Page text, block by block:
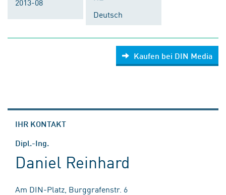
Deutsch
Kaufen bei DIN Media
IHR KONTAKT
Dipl.-Ing.
Daniel Reinhard
Am DIN-Platz, Burggrafenstr. 6